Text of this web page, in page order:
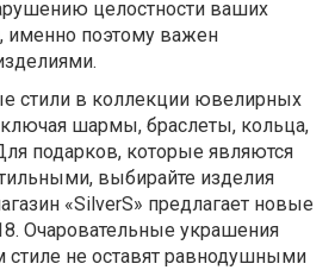
целостности ваших
поэтому важен
стили в коллекции ювелирных
шармы, браслеты, кольца,
подарков, которые являются
выбирайте изделия
«SilverS» предлагает новые
Очаровательные украшения
не оставят равнодушными